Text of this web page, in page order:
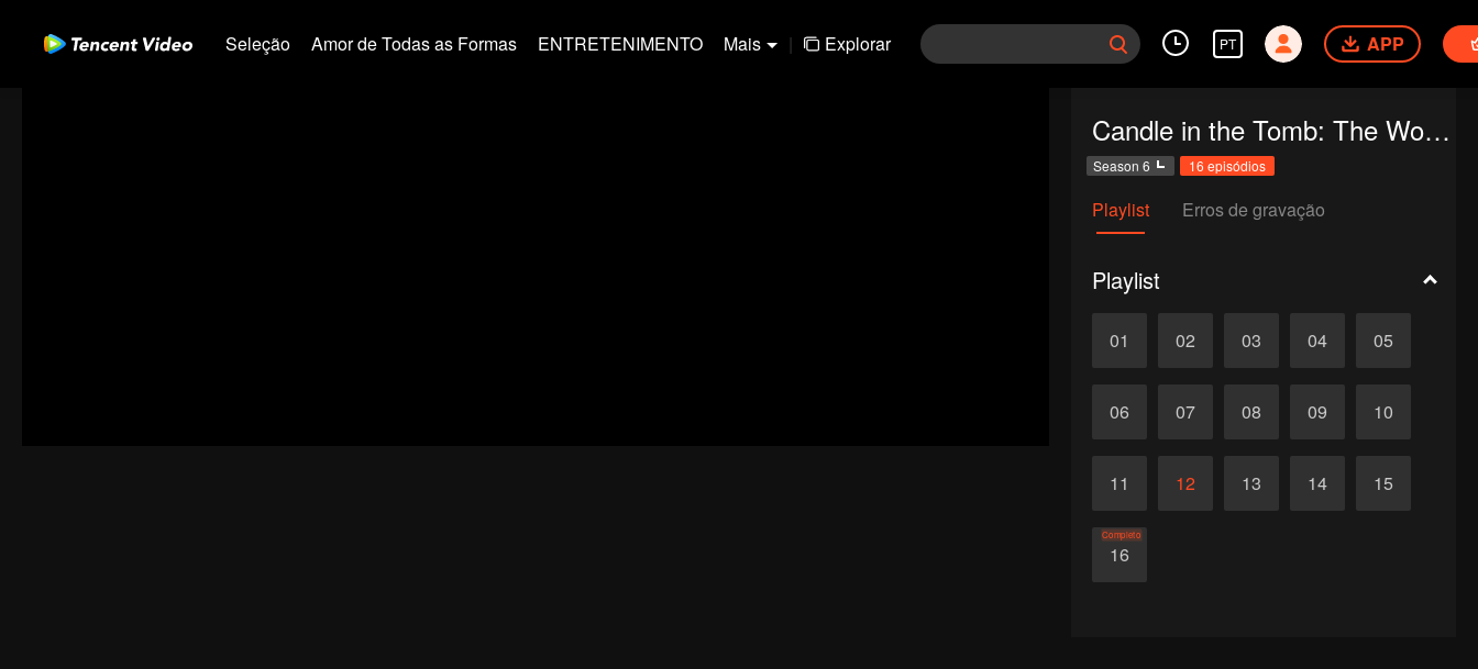
Seleção Amor de Todas as Formas ENTRETENIMENTO Mais | Explorar PT APP
Candle in the Tomb: The Worm Valley
Season 6 16 episódios
Playlist Erros de gravação
Playlist
01 02 03 04 05
06 07 08 09 10
11 12 13 14 15
16
Completo